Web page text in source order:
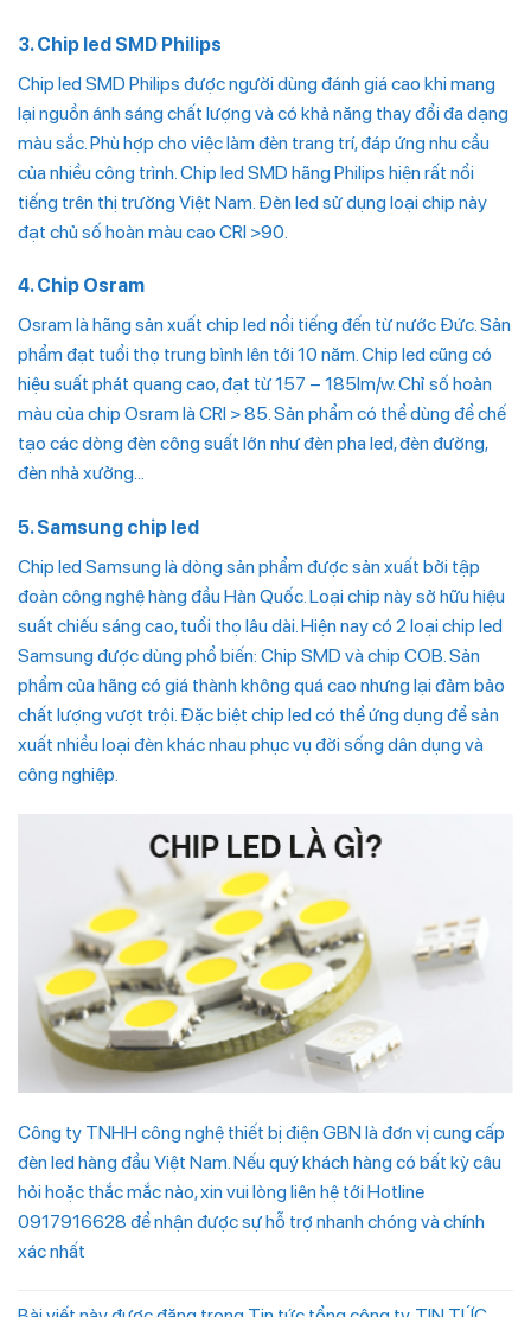
3. Chip led SMD Philips
Chip led SMD Philips được người dùng đánh giá cao khi mang
lại nguồn ánh sáng chất lượng và có khả năng thay đổi đa dạng
màu sắc. Phù hợp cho việc làm đèn trang trí, đáp ứng nhu cầu
của nhiều công trình. Chip led SMD hãng Philips hiện rất nổi
tiếng trên thị trường Việt Nam. Đèn led sử dụng loại chip này
đạt chủ số hoàn màu cao CRI >90.
4. Chip Osram
Osram là hãng sản xuất chip led nổi tiếng đến từ nước Đức. Sản
phẩm đạt tuổi thọ trung bình lên tới 10 năm. Chip led cũng có
hiệu suất phát quang cao, đạt từ 157 – 185lm/w. Chỉ số hoàn
màu của chip Osram là CRI > 85. Sản phẩm có thể dùng để chế
tạo các dòng đèn công suất lớn như đèn pha led, đèn đường,
đèn nhà xưởng…
5. Samsung chip led
Chip led Samsung là dòng sản phẩm được sản xuất bởi tập
đoàn công nghệ hàng đầu Hàn Quốc. Loại chip này sở hữu hiệu
suất chiếu sáng cao, tuổi thọ lâu dài. Hiện nay có 2 loại chip led
Samsung được dùng phổ biến: Chip SMD và chip COB. Sản
phẩm của hãng có giá thành không quá cao nhưng lại đảm bảo
chất lượng vượt trội. Đặc biệt chip led có thể ứng dụng để sản
xuất nhiều loại đèn khác nhau phục vụ đời sống dân dụng và
công nghiệp.
Công ty TNHH công nghệ thiết bị điện GBN là đơn vị cung cấp
đèn led hàng đầu Việt Nam. Nếu quý khách hàng có bất kỳ câu
hỏi hoặc thắc mắc nào, xin vui lòng liên hệ tới Hotline
0917916628 để nhận được sự hỗ trợ nhanh chóng và chính
xác nhất